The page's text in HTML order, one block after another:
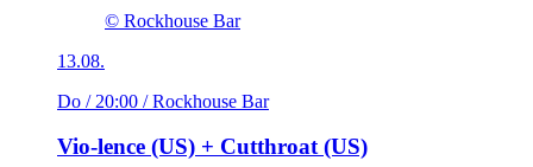
© Rockhouse Bar
13.08.
Do / 20:00 / Rockhouse Bar
Vio-lence (US) + Cutthroat (US)